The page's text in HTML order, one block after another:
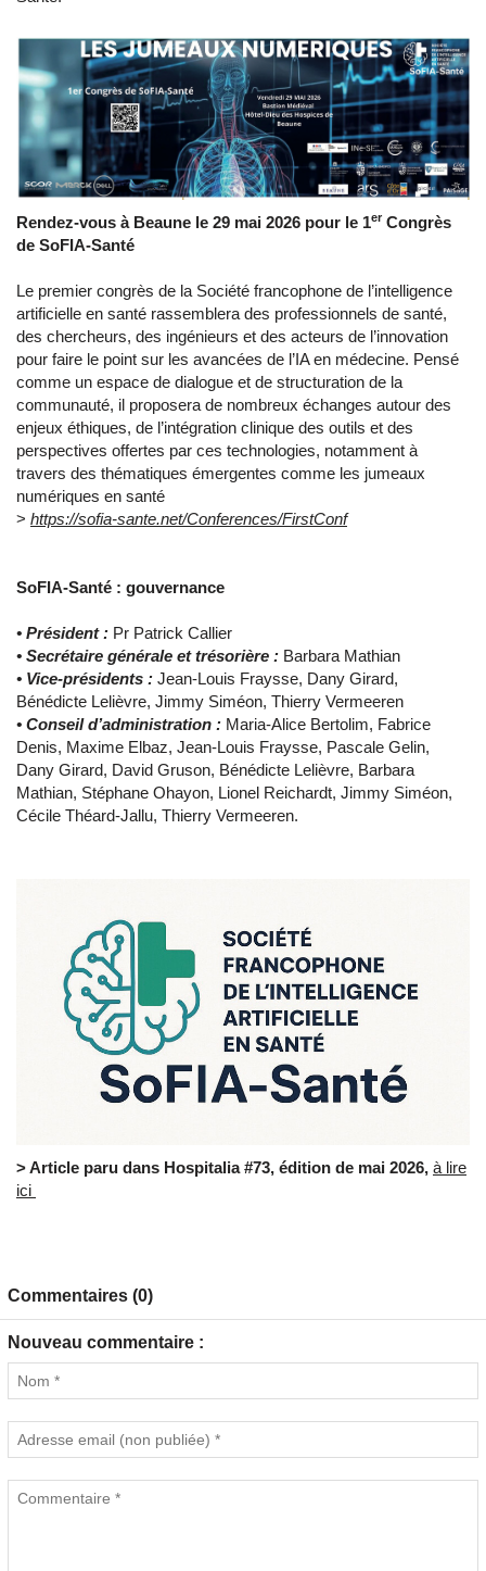
Rendez-vous à Beaune le 29 mai 2026 pour le 1er Congrès
de SoFIA-Santé
Le premier congrès de la Société francophone de l’intelligence
artificielle en santé rassemblera des professionnels de santé,
des chercheurs, des ingénieurs et des acteurs de l’innovation
pour faire le point sur les avancées de l’IA en médecine. Pensé
comme un espace de dialogue et de structuration de la
communauté, il proposera de nombreux échanges autour des
enjeux éthiques, de l’intégration clinique des outils et des
perspectives offertes par ces technologies, notamment à
travers des thématiques émergentes comme les jumeaux
numériques en santé
> https://sofia-sante.net/Conferences/FirstConf
SoFIA-Santé : gouvernance
• Président : Pr Patrick Callier
• Secrétaire générale et trésorière : Barbara Mathian
• Vice-présidents : Jean-Louis Fraysse, Dany Girard,
Bénédicte Lelièvre, Jimmy Siméon, Thierry Vermeeren
• Conseil d’administration : Maria-Alice Bertolim, Fabrice
Denis, Maxime Elbaz, Jean-Louis Fraysse, Pascale Gelin,
Dany Girard, David Gruson, Bénédicte Lelièvre, Barbara
Mathian, Stéphane Ohayon, Lionel Reichardt, Jimmy Siméon,
Cécile Théard-Jallu, Thierry Vermeeren.
> Article paru dans Hospitalia #73, édition de mai 2026, à lire
ici
Commentaires (0)
Nouveau commentaire :